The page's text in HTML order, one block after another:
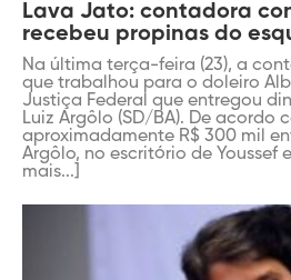
Lava Jato: contadora
recebeu propinas do
Na última terça-feira (23), a
que trabalhou para o doleiro
Justiça Federal que entregou
Luiz Argôlo (SD/BA). De acordo
aproximadamente R$ 300 mil
Argôlo, no escritório de Youssef
mais...]